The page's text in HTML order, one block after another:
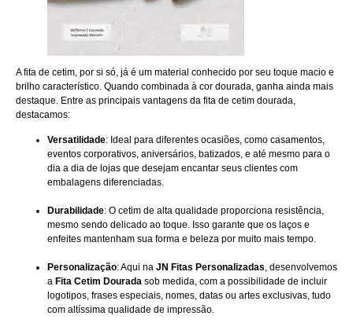
A fita de cetim, por si só, já é um material conhecido por seu toque macio e
brilho característico. Quando combinada à cor dourada, ganha ainda mais
destaque. Entre as principais vantagens da fita de cetim dourada,
destacamos:
Versatilidade: Ideal para diferentes ocasiões, como casamentos,
eventos corporativos, aniversários, batizados, e até mesmo para o
dia a dia de lojas que desejam encantar seus clientes com
embalagens diferenciadas.
Durabilidade: O cetim de alta qualidade proporciona resistência,
mesmo sendo delicado ao toque. Isso garante que os laços e
enfeites mantenham sua forma e beleza por muito mais tempo.
Personalização: Aqui na JN Fitas Personalizadas, desenvolvemos
a Fita Cetim Dourada sob medida, com a possibilidade de incluir
logotipos, frases especiais, nomes, datas ou artes exclusivas, tudo
com altíssima qualidade de impressão.